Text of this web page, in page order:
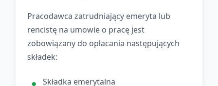
Pracodawca zatrudniający emeryta lub
rencistę na umowie o pracę jest
zobowiązany do opłacania następujących
składek:
Składka emerytalna